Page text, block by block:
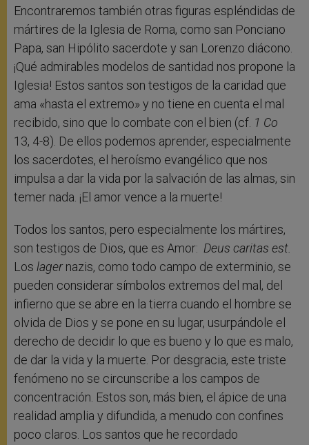
Encontraremos también otras figuras espléndidas de
mártires de la Iglesia de Roma, como san Ponciano
Papa, san Hipólito sacerdote y san Lorenzo diácono.
¡Qué admirables modelos de santidad nos propone la
Iglesia! Estos santos son testigos de la caridad que
ama «hasta el extremo» y no tiene en cuenta el mal
recibido, sino que lo combate con el bien (cf. 1 Co
13, 4-8). De ellos podemos aprender, especialmente
los sacerdotes, el heroísmo evangélico que nos
impulsa a dar la vida por la salvación de las almas, sin
temer nada. ¡El amor vence a la muerte!
Todos los santos, pero especialmente los mártires,
son testigos de Dios, que es Amor: Deus caritas est.
Los lagernazis, como todo campo de exterminio, se
pueden considerar símbolos extremos del mal, del
infierno que se abre en la tierra cuando el hombre se
olvida de Dios y se pone en su lugar, usurpándole el
derecho de decidir lo que es bueno y lo que es malo,
de dar la vida y la muerte. Por desgracia, este triste
fenómeno no se circunscribe a los campos de
concentración. Estos son, más bien, el ápice de una
realidad amplia y difundida, a menudo con confines
poco claros. Los santos que he recordado